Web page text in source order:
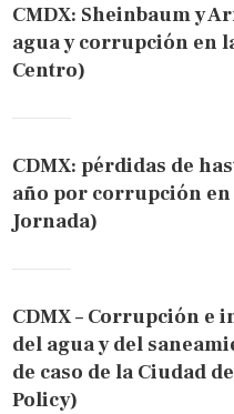
CMDX: Sheinbaum y
agua y corrupción en
Centro)
CDMX: pérdidas de
año por corrupción
Jornada)
CDMX – Corrupción e
del agua y del
de caso de la Ciudad
Policy)